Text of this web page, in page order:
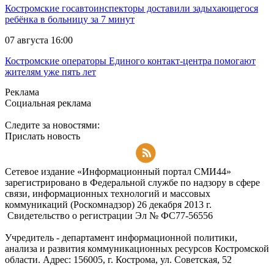
Костромские госавтоинспекторы доставили задыхающегося
ребёнка в больницу за 7 минут
07 августа 16:00
Костромские операторы Единого контакт-центра помогают
жителям уже пять лет
Реклама
Социальная реклама
Следите за новостями:
Прислать новость
Сетевое издание «Информационный портал СМИ44»
зарегистрировано в Федеральной службе по надзору в сфере
связи, информационных технологий и массовых
коммуникаций (Роскомнадзор) 26 декабря 2013 г.
Свидетельство о регистрации Эл № ФC77-56556
Учредитель - департамент информационной политики,
анализа и развития коммуникационных ресурсов Костромской
области. Адрес: 156005, г. Кострома, ул. Советская, 52